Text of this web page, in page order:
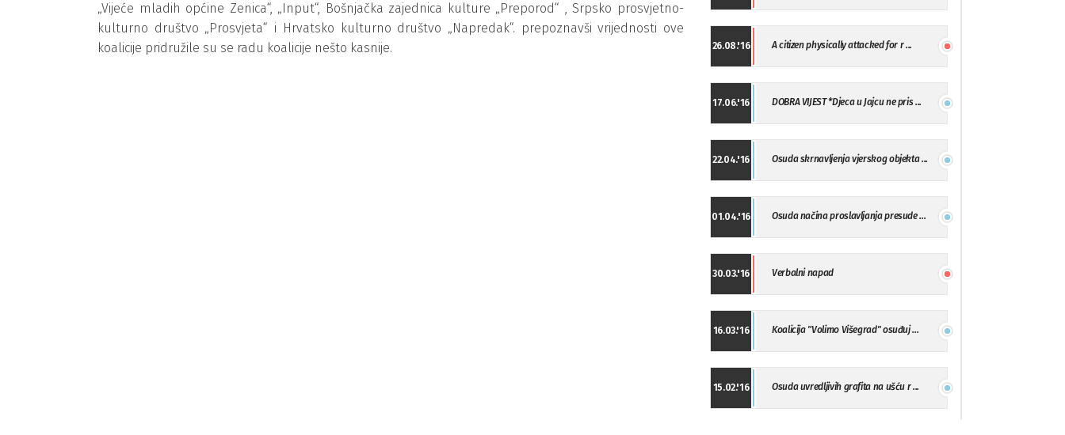
„Vijeće mladih općine Zenica“, „Input“, Bošnjačka zajednica kulture „Preporod“ , Srpsko prosvjetno-
kulturno društvo „Prosvjeta“ i Hrvatsko kulturno društvo „Napredak“. prepoznavši vrijednosti ove
koalicije pridružile su se radu koalicije nešto kasnije.
26.08.'16 A citizen physically attacked for r ...
17.06.'16 DOBRA VIJEST *Djeca u Jajcu ne pris ...
22.04.'16 Osuda skrnavljenja vjerskog objekta ...
01.04.'16 Osuda načina proslavljanja presude ...
30.03.'16 Verbalni napad
16.03.'16 Koalicija "Volimo Višegrad" osuđuj ...
15.02.'16 Osuda uvredljivih grafita na ušću r ...